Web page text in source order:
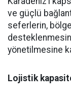
ve güçlü
seferlerin,
yönetilmesine
Lojistik